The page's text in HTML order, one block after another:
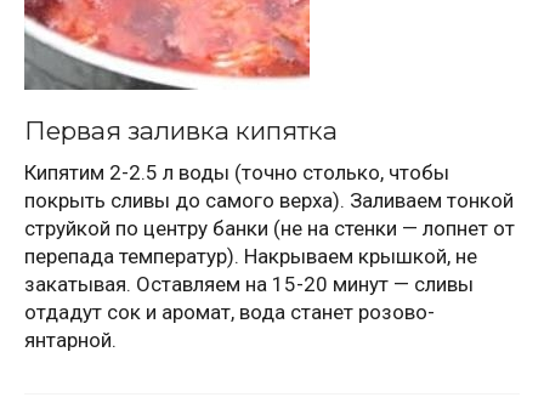
Первая заливка кипятка
Кипятим 2-2.5 л воды (точно столько, чтобы
покрыть сливы до самого верха). Заливаем тонкой
струйкой по центру банки (не на стенки — лопнет от
перепада температур). Накрываем крышкой, не
закатывая. Оставляем на 15-20 минут — сливы
отдадут сок и аромат, вода станет розово-
янтарной.